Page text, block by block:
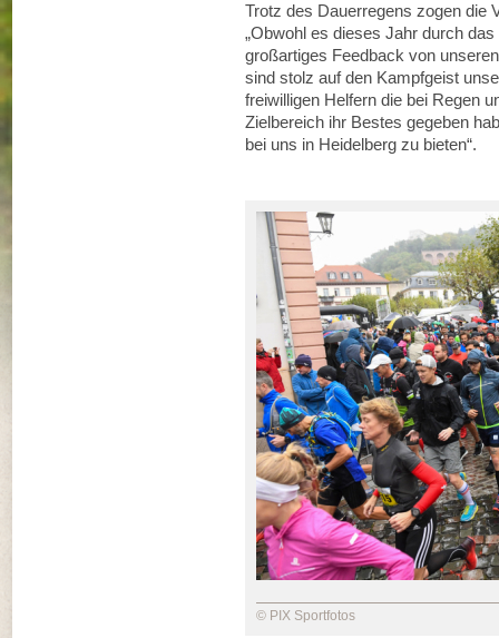
Trotz des Dauerregens zogen die
„Obwohl es dieses Jahr durch
großartiges Feedback von
sind stolz auf den Kampfgeist
freiwilligen Helfern die bei Regen
Zielbereich ihr Bestes gegeben
bei uns in Heidelberg zu bieten“.
© PIX Sportfotos